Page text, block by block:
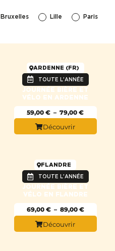
Bruxelles Lille
Paris
JOURNÉE BIÈRE ET
VÉLO EN ARDENNE
ARDENNE (FR)
TOUTE L'ANNÉE
59,00€ – 79,00€
Découvrir
JOURNÉE BIÈRE ET
VÉLO EN FLANDRE
FLANDRE
TOUTE L'ANNÉE
69,00 € – 89,00 €
Découvrir